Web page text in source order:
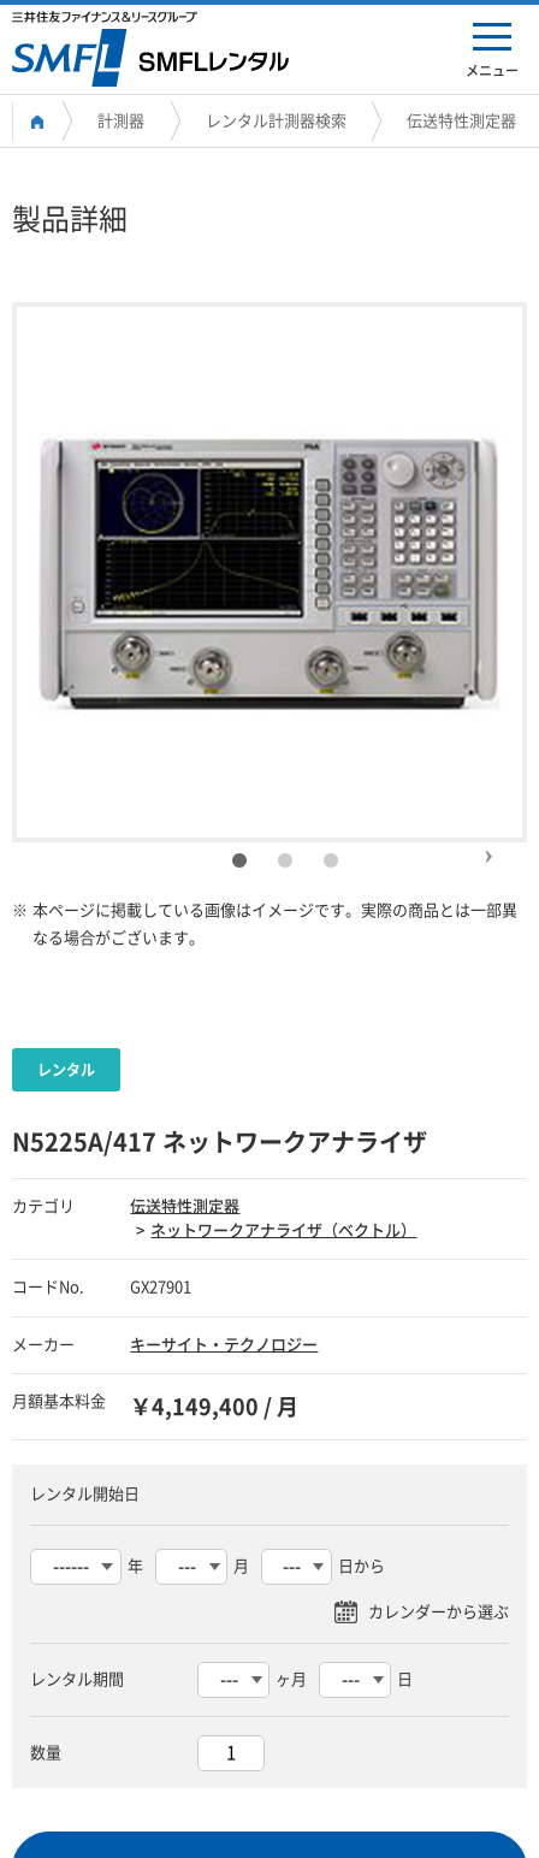
メニュー
計測器 レンタル計測器検索 伝送特性測定器
製品詳細
※ 本ページに掲載している画像はイメージです。実際の商品とは一部異
なる場合がございます。
N5225A/417 ネットワークアナライザ
カテゴリ
伝送特性測定器
ネットワークアナライザ（ベクトル）
コードNo. GX27901
メーカー キーサイト・テクノロジー
月額基本料金 ￥4,149,400 / 月
レンタル開始日
年 月 日から
レンタル期間 ヶ月 日
数量